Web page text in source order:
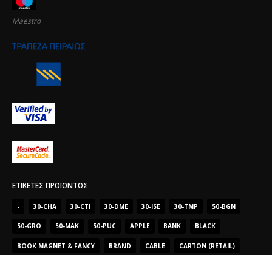
Maestro
ΕΤΙΚΈΤΕΣ ΠΡΟΪΌΝΤΟΣ
- 30-CHA 30-CTI 30-DME 30-ISE 30-TMP 50-BGN
50-GRO 50-MAK 50-PUC APPLE BANK BLACK
BOOK MAGNET & FANCY BRAND CABLE CARTON (RETAIL)